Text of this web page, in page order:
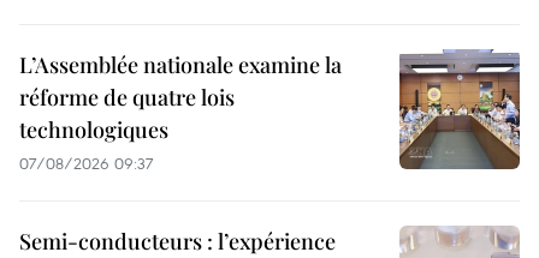
L’Assemblée nationale examine la
réforme de quatre lois
technologiques
07/08/2026 09:37
Semi-conducteurs : l’expérience